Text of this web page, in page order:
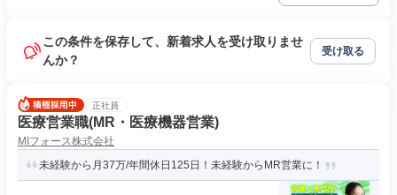
この条件を保存して、新着求人を受け取りませ
んか？
受け取る
正社員
医療営業職(MR・医療機器営業)
MIフォース株式会社
未経験から月37万/年間休日125日！未経験からMR営業に！